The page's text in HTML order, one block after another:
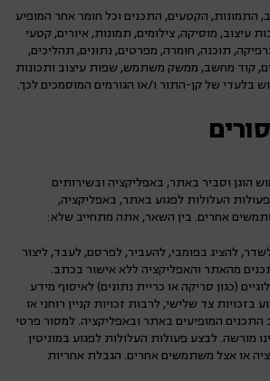
התמונות, הקטעים, התכנים וכל חומר אחר המופיע
עיצוב, מוסיקה, צילומים, תמונות, איורים, קטעי
תוכנה, חומרה, מפרטים, נתונים, תהליכים,
קוד מחשב, ממשק משתמש, שפות עיצוב ותכונות
בלעדי של קן-התור ו/או הגורמים המוסמכים לכך.
הוגן וסביר באתר, באפליקציה ובשירותים
העלולות לפגוע באתר, באפליקציה,
אחרים. בין השאר, אתה מתחייב שלא:
להציג בפומבי, להעביר, לפרסם, לעבד, ליצור
תכנים מהאתר והאפליקציה ללא אישור בכתב.
(כגון סריקה או כריית נתונים) לאיסוף מידע
בזכויות צד שלישי, לרבות זכויות קניין רוחני או
התכנים המופיעים באתר ובאפליקציה. למסור פרטי
מורשה. לבצע פעולות העלולות לפגוע במוניטין
או אצל משתמשים אחרים. הגבלת אחריות